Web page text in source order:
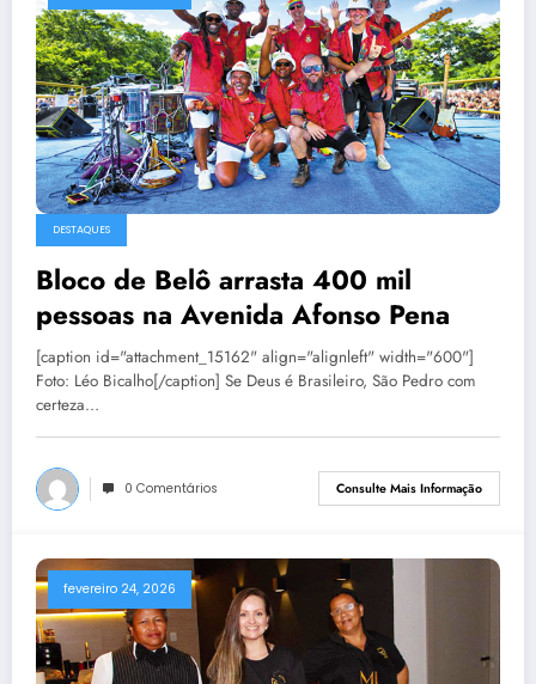
DESTAQUES
Bloco de Belô arrasta 400 mil
pessoas na Avenida Afonso Pena
[caption id="attachment_15162" align="alignleft" width="600"]
Foto: Léo Bicalho[/caption] Se Deus é Brasileiro, São Pedro com
certeza…
0 Comentários Consulte Mais Informação
fevereiro 24, 2026